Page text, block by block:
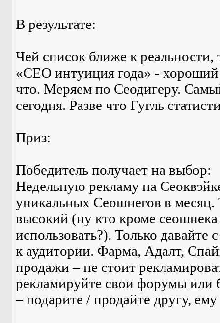
В результате:
Чей список ближе к реальности,
«СЕО интуиция года» -
что. Меряем по Сеодигеру.
сегодня. Разве что Гугль
Приз:
Победитель получает на выбор:
Недельную рекламу на
уникальных Сеошнегов в месяц.
высокий (ну кто кроме
использовать?). Только давайте
к аудитории. Фарма, Адалт,
продажи – не стоит
рекламируйте свои форумы или
– подарите / продайте другу,